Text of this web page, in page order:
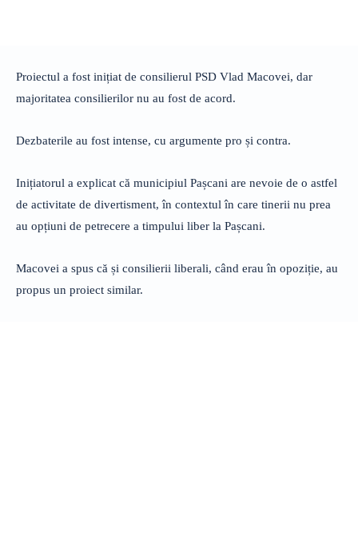
Proiectul a fost inițiat de consilierul PSD Vlad Macovei, dar
majoritatea consilierilor nu au fost de acord.
Dezbaterile au fost intense, cu argumente pro și contra.
Inițiatorul a explicat că municipiul Pașcani are nevoie de o astfel
de activitate de divertisment, în contextul în care tinerii nu prea
au opțiuni de petrecere a timpului liber la Pașcani.
Macovei a spus că și consilierii liberali, când erau în opoziție, au
propus un proiect similar.